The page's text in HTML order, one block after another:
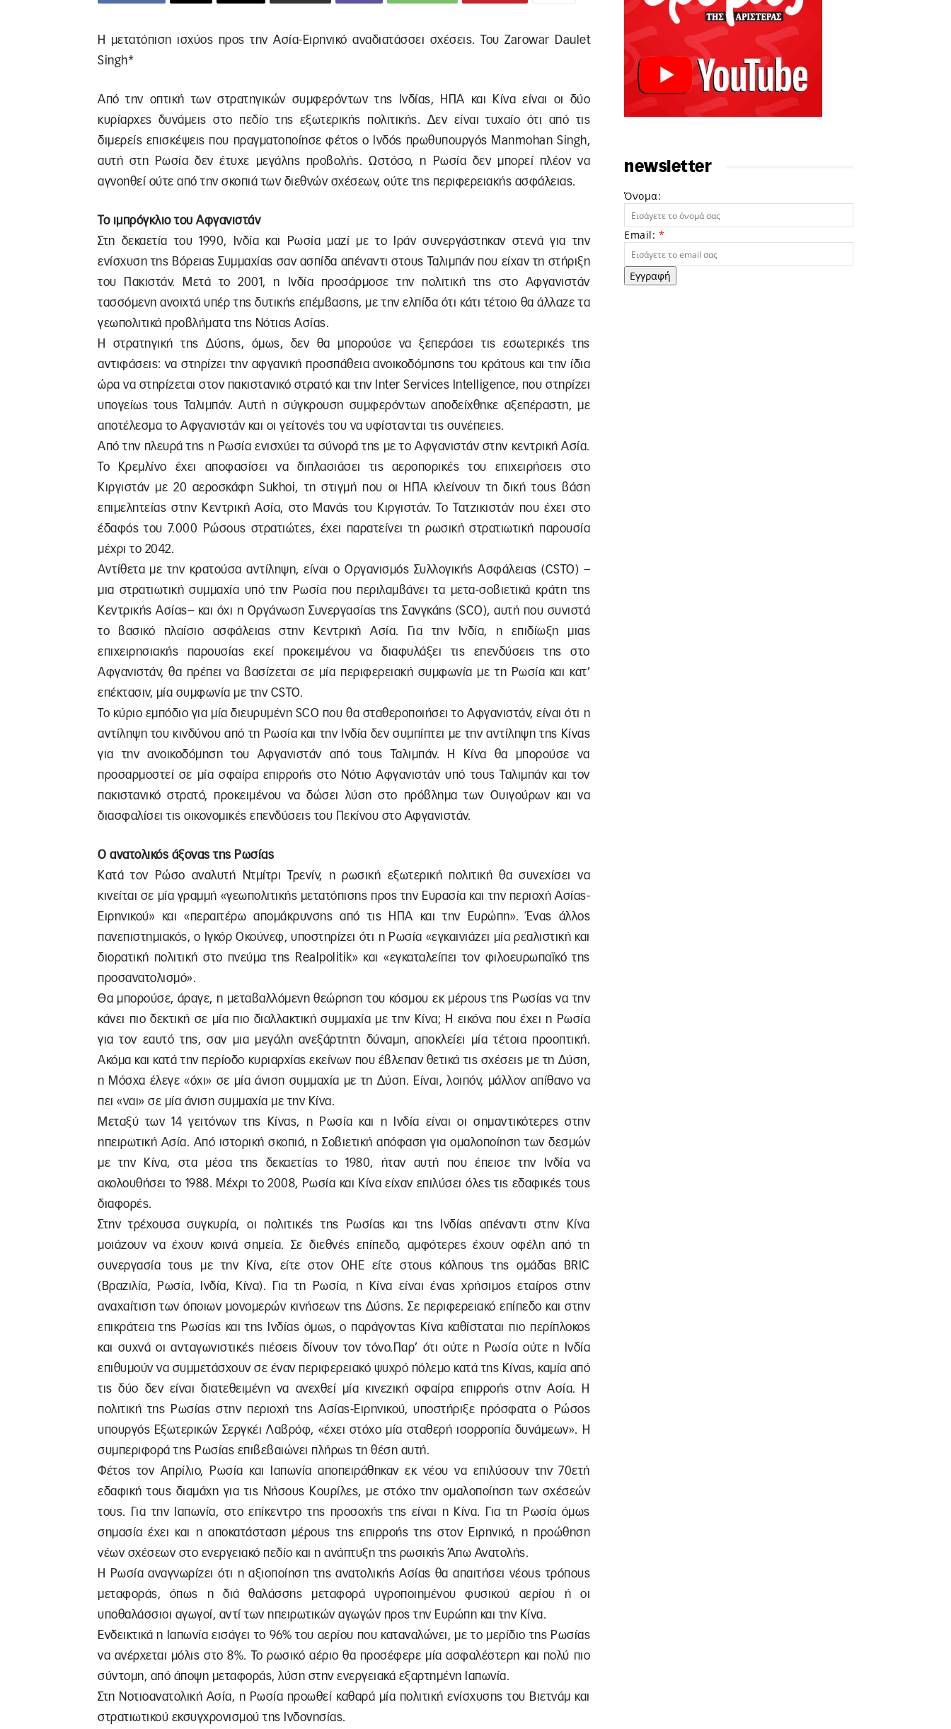
Η μετατόπιση ισχύος προς την Ασία-Ειρηνικό αναδιατάσσει σχέσεις. Του Zarowar Daulet
Singh*
Από την οπτική των στρατηγικών συμφερόντων της Ινδίας, ΗΠΑ και Κίνα είναι οι δύο
κυρίαρχες δυνάμεις στο πεδίο της εξωτερικής πολιτικής. Δεν είναι τυχαίο ότι από τις
διμερείς επισκέψεις που πραγματοποίησε φέτος ο Ινδός πρωθυπουργός Manmohan Singh,
αυτή στη Ρωσία δεν έτυχε μεγάλης προβολής. Ωστόσο, η Ρωσία δεν μπορεί πλέον να
αγνοηθεί ούτε από την σκοπιά των διεθνών σχέσεων, ούτε της περιφερειακής ασφάλειας.
Το ιμπρόγκλιο του Αφγανιστάν
Στη δεκαετία του 1990, Ινδία και Ρωσία μαζί με το Ιράν συνεργάστηκαν στενά για την
ενίσχυση της Βόρειας Συμμαχίας σαν ασπίδα απέναντι στους Ταλιμπάν που είχαν τη στήριξη
του Πακιστάν. Μετά το 2001, η Ινδία προσάρμοσε την πολιτική της στο Αφγανιστάν
τασσόμενη ανοιχτά υπέρ της δυτικής επέμβασης, με την ελπίδα ότι κάτι τέτοιο θα άλλαζε τα
γεωπολιτικά προβλήματα της Νότιας Ασίας.
Η στρατηγική της Δύσης, όμως, δεν θα μπορούσε να ξεπεράσει τις εσωτερικές της
αντιφάσεις: να στηρίζει την αφγανική προσπάθεια ανοικοδόμησης του κράτους και την ίδια
ώρα να στηρίζεται στον πακιστανικό στρατό και την Inter Services Intelligence, που στηρίζει
υπογείως τους Ταλιμπάν. Αυτή η σύγκρουση συμφερόντων αποδείχθηκε αξεπέραστη, με
αποτέλεσμα το Αφγανιστάν και οι γείτονές του να υφίστανται τις συνέπειες.
Από την πλευρά της η Ρωσία ενισχύει τα σύνορά της με το Αφγανιστάν στην κεντρική Ασία.
Το Κρεμλίνο έχει αποφασίσει να διπλασιάσει τις αεροπορικές του επιχειρήσεις στο
Κιργιστάν με 20 αεροσκάφη Sukhoi, τη στιγμή που οι ΗΠΑ κλείνουν τη δική τους βάση
επιμελητείας στην Κεντρική Ασία, στο Μανάς του Κιργιστάν. Το Τατζικιστάν που έχει στο
έδαφός του 7.000 Ρώσους στρατιώτες, έχει παρατείνει τη ρωσική στρατιωτική παρουσία
μέχρι το 2042.
Αντίθετα με την κρατούσα αντίληψη, είναι ο Οργανισμός Συλλογικής Ασφάλειας (CSTO) –
μια στρατιωτική συμμαχία υπό την Ρωσία που περιλαμβάνει τα μετα-σοβιετικά κράτη της
Κεντρικής Ασίας– και όχι η Οργάνωση Συνεργασίας της Σανγκάης (SCO), αυτή που συνιστά
το βασικό πλαίσιο ασφάλειας στην Κεντρική Ασία. Για την Ινδία, η επιδίωξη μιας
επιχειρησιακής παρουσίας εκεί προκειμένου να διαφυλάξει τις επενδύσεις της στο
Αφγανιστάν, θα πρέπει να βασίζεται σε μία περιφερειακή συμφωνία με τη Ρωσία και κατ’
επέκτασιν, μία συμφωνία με την CSTO.
Το κύριο εμπόδιο για μία διευρυμένη SCO που θα σταθεροποιήσει το Αφγανιστάν, είναι ότι η
αντίληψη του κινδύνου από τη Ρωσία και την Ινδία δεν συμπίπτει με την αντίληψη της Κίνας
για την ανοικοδόμηση του Αφγανιστάν από τους Ταλιμπάν. Η Κίνα θα μπορούσε να
προσαρμοστεί σε μία σφαίρα επιρροής στο Νότιο Αφγανιστάν υπό τους Ταλιμπάν και τον
πακιστανικό στρατό, προκειμένου να δώσει λύση στο πρόβλημα των Ουιγούρων και να
διασφαλίσει τις οικονομικές επενδύσεις του Πεκίνου στο Αφγανιστάν.
Ο ανατολικός άξονας της Ρωσίας
Κατά τον Ρώσο αναλυτή Ντμίτρι Τρενίν, η ρωσική εξωτερική πολιτική θα συνεχίσει να
κινείται σε μία γραμμή «γεωπολιτικής μετατόπισης προς την Ευρασία και την περιοχή Ασίας-
Ειρηνικού» και «περαιτέρω απομάκρυνσης από τις ΗΠΑ και την Ευρώπη». Ένας άλλος
πανεπιστημιακός, ο Ιγκόρ Οκούνεφ, υποστηρίζει ότι η Ρωσία «εγκαινιάζει μία ρεαλιστική και
διορατική πολιτική στο πνεύμα της Realpolitik» και «εγκαταλείπει τον φιλοευρωπαϊκό της
προσανατολισμό».
Θα μπορούσε, άραγε, η μεταβαλλόμενη θεώρηση του κόσμου εκ μέρους της Ρωσίας να την
κάνει πιο δεκτική σε μία πιο διαλλακτική συμμαχία με την Κίνα; Η εικόνα που έχει η Ρωσία
για τον εαυτό της, σαν μια μεγάλη ανεξάρτητη δύναμη, αποκλείει μία τέτοια προοπτική.
Ακόμα και κατά την περίοδο κυριαρχίας εκείνων που έβλεπαν θετικά τις σχέσεις με τη Δύση,
η Μόσχα έλεγε «όχι» σε μία άνιση συμμαχία με τη Δύση. Είναι, λοιπόν, μάλλον απίθανο να
πει «ναι» σε μία άνιση συμμαχία με την Κίνα.
Μεταξύ των 14 γειτόνων της Κίνας, η Ρωσία και η Ινδία είναι οι σημαντικότερες στην
ηπειρωτική Ασία. Από ιστορική σκοπιά, η Σοβιετική απόφαση για ομαλοποίηση των δεσμών
με την Κίνα, στα μέσα της δεκαετίας το 1980, ήταν αυτή που έπεισε την Ινδία να
ακολουθήσει το 1988. Μέχρι το 2008, Ρωσία και Κίνα είχαν επιλύσει όλες τις εδαφικές τους
διαφορές.
Στην τρέχουσα συγκυρία, οι πολιτικές της Ρωσίας και της Ινδίας απέναντι στην Κίνα
μοιάζουν να έχουν κοινά σημεία. Σε διεθνές επίπεδο, αμφότερες έχουν οφέλη από τη
συνεργασία τους με την Κίνα, είτε στον ΟΗΕ είτε στους κόλπους της ομάδας BRIC
(Βραζιλία, Ρωσία, Ινδία, Κίνα). Για τη Ρωσία, η Κίνα είναι ένας χρήσιμος εταίρος στην
αναχαίτιση των όποιων μονομερών κινήσεων της Δύσης. Σε περιφερειακό επίπεδο και στην
επικράτεια της Ρωσίας και της Ινδίας όμως, ο παράγοντας Κίνα καθίσταται πιο περίπλοκος
και συχνά οι ανταγωνιστικές πιέσεις δίνουν τον τόνο.Παρ’ ότι ούτε η Ρωσία ούτε η Ινδία
επιθυμούν να συμμετάσχουν σε έναν περιφερειακό ψυχρό πόλεμο κατά της Κίνας, καμία από
τις δύο δεν είναι διατεθειμένη να ανεχθεί μία κινεζική σφαίρα επιρροής στην Ασία. Η
πολιτική της Ρωσίας στην περιοχή της Ασίας-Ειρηνικού, υποστήριξε πρόσφατα ο Ρώσος
υπουργός Εξωτερικών Σεργκέι Λαβρόφ, «έχει στόχο μία σταθερή ισορροπία δυνάμεων». Η
συμπεριφορά της Ρωσίας επιβεβαιώνει πλήρως τη θέση αυτή.
Φέτος τον Απρίλιο, Ρωσία και Ιαπωνία αποπειράθηκαν εκ νέου να επιλύσουν την 70ετή
εδαφική τους διαμάχη για τις Νήσους Κουρίλες, με στόχο την ομαλοποίηση των σχέσεών
τους. Για την Ιαπωνία, στο επίκεντρο της προσοχής της είναι η Κίνα. Για τη Ρωσία όμως
σημασία έχει και η αποκατάσταση μέρους της επιρροής της στον Ειρηνικό, η προώθηση
νέων σχέσεων στο ενεργειακό πεδίο και η ανάπτυξη της ρωσικής Άπω Ανατολής.
Η Ρωσία αναγνωρίζει ότι η αξιοποίηση της ανατολικής Ασίας θα απαιτήσει νέους τρόπους
μεταφοράς, όπως η διά θαλάσσης μεταφορά υγροποιημένου φυσικού αερίου ή οι
υποθαλάσσιοι αγωγοί, αντί των ηπειρωτικών αγωγών προς την Ευρώπη και την Κίνα.
Ενδεικτικά η Ιαπωνία εισάγει το 96% του αερίου που καταναλώνει, με το μερίδιο της Ρωσίας
να ανέρχεται μόλις στο 8%. Το ρωσικό αέριο θα προσέφερε μία ασφαλέστερη και πολύ πιο
σύντομη, από άποψη μεταφοράς, λύση στην ενεργειακά εξαρτημένη Ιαπωνία.
Στη Νοτιοανατολική Ασία, η Ρωσία προωθεί καθαρά μία πολιτική ενίσχυσης του Βιετνάμ και
στρατιωτικού εκσυγχρονισμού της Ινδονησίας.
newsletter
Όνομα:
Email: *
Εγγραφή